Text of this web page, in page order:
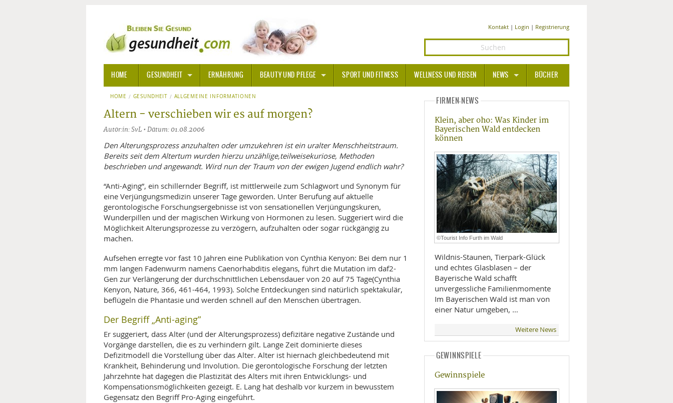
Kontakt| Login | Registrierung
HOME GESUNDHEIT
ALLGEMEINE INFORMATIONEN
ALTERNATIVE HEILWEISENAROMA THERAPIE
BACHBLÜTEN
EDELSTEINE - HEILSTEINE
HOMÖOPATHIE
KALIFORNISCHE BLÜTEN
ALTERNATIVE MEDIZIN
ARZNEI- UND HEILMITTEL
GIFTSTOFFE
KRANKHEITEN VON A-ZANGST
MUND UND ZÄHNE
PRÄVENTION UND ALTER
VITAMINE UND MINERALSTOFFE
WISSENSCHAFT UND FORSCHUNG
ERNÄHRUNG BEAUTY UND PFLEGE SPORT UND FITNESS WELLNESS UND REISEN NEWS
MEDIZIN UND PHARMA
BEAUTY UND PFLEGE
SPORT UND FITNESS
WELLNESS UND REISEN
LIFESTYLE
MOBILITÄT
BÜCHER
HOME GESUNDHEIT ALLGEMEINE INFORMATIONEN
Altern - verschieben wir es auf morgen?
Autor:in: SvL • Datum: 01.08.2006
Den Alterungsprozess anzuhalten oder umzukehren ist ein uralter Menschheitstraum.
Bereits seit dem Altertum wurden hierzu unzählige,teilweisekuriose, Methoden
beschrieben und angewandt. Wird nun der Traum von der ewigen Jugend endlich wahr?
“Anti-Aging”, ein schillernder Begriff, ist mittlerweile zum Schlagwort und Synonym für
eine Verjüngungsmedizin unserer Tage geworden. Unter Berufung auf aktuelle
gerontologische Forschungsergebnisse ist von sensationellen Verjüngungskuren,
Wunderpillen und der magischen Wirkung von Hormonen zu lesen. Suggeriert wird die
Möglichkeit Alterungsprozesse zu verzögern, aufzuhalten oder sogar rückgängig zu
machen.
Aufsehen erregte vor fast 10 Jahren eine Publikation von Cynthia Kenyon: Bei dem nur 1
mm langen Fadenwurm namens Caenorhabditis elegans, führt die Mutation im daf2-
Gen zur Verlängerung der durchschnittlichen Lebensdauer von 20 auf 75 Tage(Cynthia
Kenyon, Nature, 366, 461-464, 1993). Solche Entdeckungen sind natürlich spektakulär,
beflügeln die Phantasie und werden schnell auf den Menschen übertragen.
Der Begriff „Anti-aging”
Er suggeriert, dass Alter (und der Alterungsprozess) defizitäre negative Zustände und
Vorgänge darstellen, die es zu verhindern gilt. Lange Zeit dominierte dieses
Defizitmodell die Vorstellung über das Alter. Alter ist hiernach gleichbedeutend mit
Krankheit, Behinderung und Involution. Die gerontologische Forschung der letzten
Jahrzehnte hat dagegen die Plastizität des Alters mit ihren Entwicklungs- und
Kompensationsmöglichkeiten gezeigt. E. Lang hat deshalb vor kurzem in bewusstem
Gegensatz den Begriff Pro-Aging eingeführt.
FIRMEN-NEWS
Klein, aber oho: Was Kinder im
Bayerischen Wald entdecken
können
©Tourist Info Furth im Wald
Wildnis-Staunen, Tierpark-Glück
und echtes Glasblasen – der
Bayerische Wald schafft
unvergessliche Familienmomente
Im Bayerischen Wald ist man von
einer Natur umgeben, …
Weitere News
GEWINNSPIELE
Gewinnspiele